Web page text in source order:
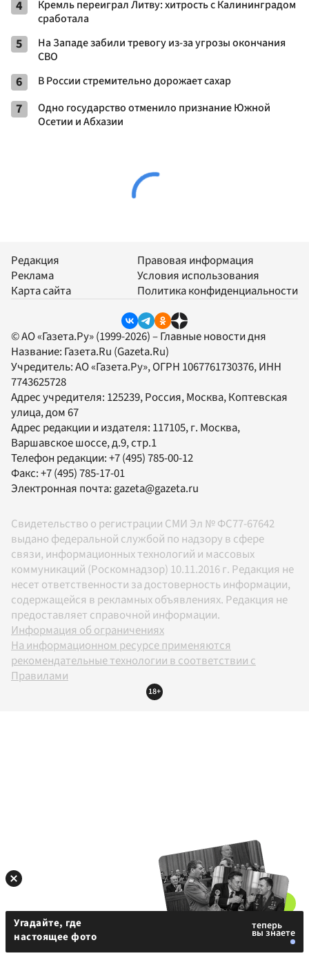
4
Кремль переиграл Литву: хитрость с Калининградом
сработала
5
На Западе забили тревогу из-за угрозы окончания
СВО
6 В России стремительно дорожает сахар
7
Одно государство отменило признание Южной
Осетии и Абхазии
Редакция
Реклама
Карта сайта
Правовая информация
Условия использования
Политика конфиденциальности
© АО «Газета.Ру» (1999-2026) – Главные новости дня
Название: Газета.Ru (Gazeta.Ru)
Учредитель:АО «Газета.Ру», ОГРН 1067761730376, ИНН
7743625728
Адрес учредителя: 125239, Россия, Москва, Коптевская
улица, дом 67
Адрес редакции и издателя: 117105, г. Москва,
Варшавское шоссе, д.9, стр.1
Телефон редакции:+7 (495) 785-00-12
Факс:+7 (495) 785-17-01
Электронная почта:gazeta@gazeta.ru
Свидетельство о регистрации СМИ Эл № ФС77-67642
выдано федеральной службой по надзору в сфере
связи, информационных технологий и массовых
коммуникаций (Роскомнадзор) 10.11.2016 г. Редакция не
несет ответственности за достоверность информации,
содержащейся в рекламных объявлениях. Редакция не
предоставляет справочной информации.
Информация об ограничениях
На информационном ресурсе применяются
рекомендательные технологии в соответствии с
Правилами
18+
Угадайте, где
настоящее фото